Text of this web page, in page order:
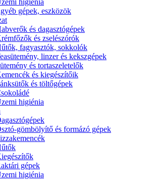
higiénia
gépek, eszközök
és dagasztógépek
és zselészórók
fagyasztók, sokkolók
linzer és kekszgépek
és tortaszeletelők
és kiegészítőik
és töltőgépek
higiénia
gömbölyítő és formázó gépek
gépek
higiénia